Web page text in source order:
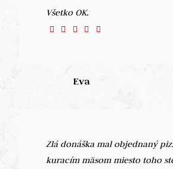
Všetko OK.
Eva
Zlá donáška mal objednaný
kuracím mäsom miesto toho